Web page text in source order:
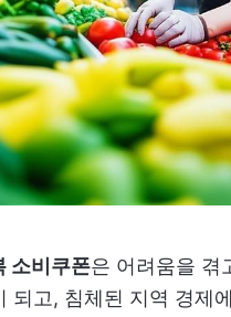
소비쿠폰은 어려움을 겪
되고, 침체된 지역 경제